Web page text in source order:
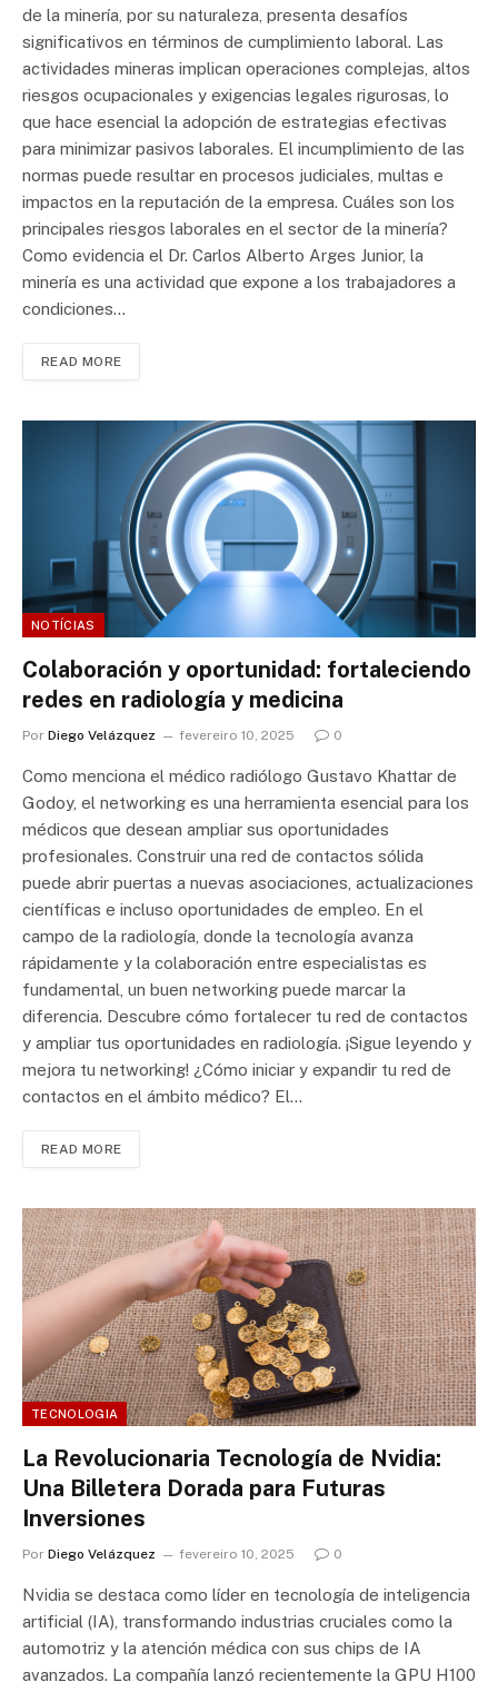
de la minería, por su naturaleza, presenta desafíos
significativos en términos de cumplimiento laboral. Las
actividades mineras implican operaciones complejas, altos
riesgos ocupacionales y exigencias legales rigurosas, lo
que hace esencial la adopción de estrategias efectivas
para minimizar pasivos laborales. El incumplimiento de las
normas puede resultar en procesos judiciales, multas e
impactos en la reputación de la empresa. Cuáles son los
principales riesgos laborales en el sector de la minería?
Como evidencia el Dr. Carlos Alberto Arges Junior, la
minería es una actividad que expone a los trabajadores a
condiciones…
READ MORE
NOTÍCIAS
Colaboración y oportunidad: fortaleciendo
redes en radiología y medicina
Por Diego Velázquez fevereiro 10, 2025 0
Como menciona el médico radiólogo Gustavo Khattar de
Godoy, el networking es una herramienta esencial para los
médicos que desean ampliar sus oportunidades
profesionales. Construir una red de contactos sólida
puede abrir puertas a nuevas asociaciones, actualizaciones
científicas e incluso oportunidades de empleo. En el
campo de la radiología, donde la tecnología avanza
rápidamente y la colaboración entre especialistas es
fundamental, un buen networking puede marcar la
diferencia. Descubre cómo fortalecer tu red de contactos
y ampliar tus oportunidades en radiología. ¡Sigue leyendo y
mejora tu networking! ¿Cómo iniciar y expandir tu red de
contactos en el ámbito médico? El…
READ MORE
TECNOLOGIA
La Revolucionaria Tecnología de Nvidia:
Una Billetera Dorada para Futuras
Inversiones
Por Diego Velázquez fevereiro 10, 2025 0
Nvidia se destaca como líder en tecnología de inteligencia
artificial (IA), transformando industrias cruciales como la
automotriz y la atención médica con sus chips de IA
avanzados. La compañía lanzó recientemente la GPU H100